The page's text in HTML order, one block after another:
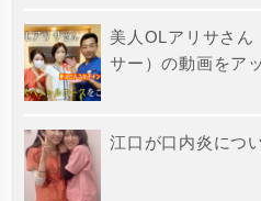
美人OLアリサさん
サー）の動画をア
江口が口内炎につ